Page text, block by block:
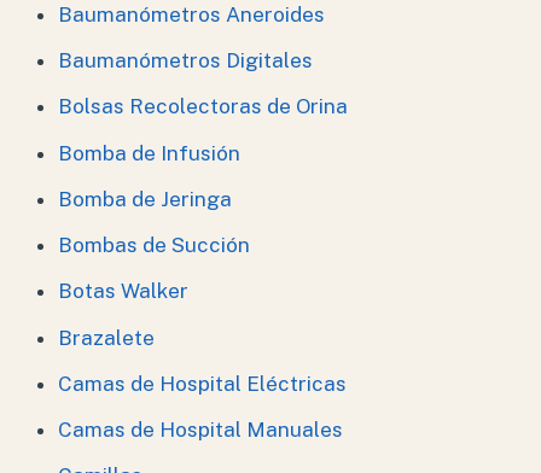
Baumanómetros Aneroides
Baumanómetros Digitales
Bolsas Recolectoras de Orina
Bomba de Infusión
Bomba de Jeringa
Bombas de Succión
Botas Walker
Brazalete
Camas de Hospital Eléctricas
Camas de Hospital Manuales